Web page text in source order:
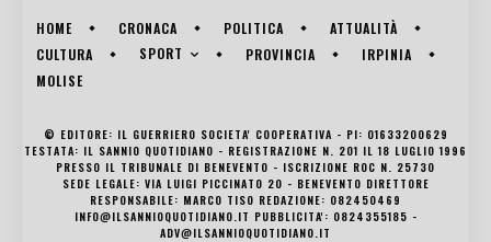
HOME CRONACA POLITICA
ATTUALITÀ
CULTURA
SPORT PROVINCIA
IRPINIA
MOLISE
© EDITORE: IL GUERRIERO SOCIETA' COOPERATIVA - PI: 01633200629
TESTATA: IL SANNIO QUOTIDIANO - REGISTRAZIONE N. 201 IL 18 LUGLIO 1996
PRESSO IL TRIBUNALE DI BENEVENTO - ISCRIZIONE ROC N. 25730
SEDE LEGALE: VIA LUIGI PICCINATO 20 - BENEVENTO DIRETTORE
RESPONSABILE: MARCO TISO REDAZIONE: 082450469
INFO@ILSANNIOQUOTIDIANO.IT PUBBLICITA': 0824355185 -
ADV@ILSANNIOQUOTIDIANO.IT